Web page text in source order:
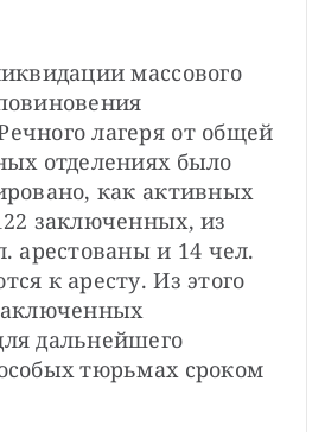
массового
лагеря от общей
отделениях было
как активных
заключенных, из
арестованы и 14 чел.
к аресту. Из этого
дальнейшего
тюрьмах сроком